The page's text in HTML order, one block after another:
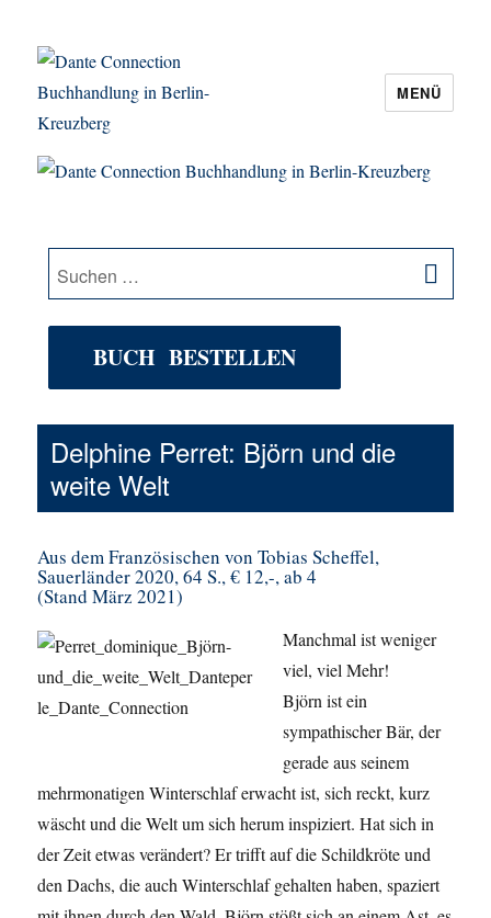
Dante Connection Buchhandlung in
MENÜ
Suche
nach:
BUCH BESTELLEN
Delphine Perret: Björn und die
weite Welt
Aus dem Französischen von Tobias Scheffel,
Sauerländer 2020, 64 S., € 12,-, ab 4
(Stand März 2021)
Manchmal ist weniger
viel, viel Mehr!
Björn ist ein
sympathischer Bär, der
gerade aus seinem
mehrmonatigen Winterschlaf erwacht ist, sich reckt, kurz
wäscht und die Welt um sich herum inspiziert. Hat sich in
der Zeit etwas verändert? Er trifft auf die Schildkröte und
den Dachs, die auch Winterschlaf gehalten haben, spaziert